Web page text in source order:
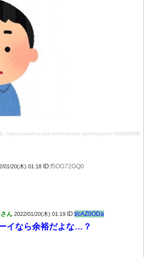
：https://swallow.5ch.net/test/read.cgi/livejupiter/1642609086/
01/20(木) 01:18 ID:f5OG72GQ0
ん 2022/01/20(木) 01:19 ID:t/cAZ0ODa
イなら余裕だよな…？